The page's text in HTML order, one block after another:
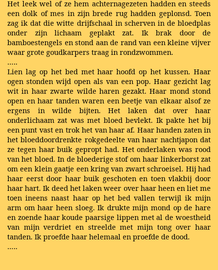
Het leek wel of ze hem achternagezeten hadden en steeds
een dolk of mes in zijn brede rug hadden geplonsd. Toen
zag ik dat die witte drijfschaal in scherven in de bloedplas
onder zijn lichaam geplakt zat. Ik brak door de
bamboestengels en stond aan de rand van een kleine vijver
waar grote goudkarpers traag in rondzwommen.
…..
Lien lag op het bed met haar hoofd op het kussen. Haar
ogen stonden wijd open als van een pop. Haar gezicht lag
wit in haar zwarte wilde haren gezakt. Haar mond stond
open en haar tanden waren een beetje van elkaar alsof ze
ergens in wilde bijten. Het laken dat over haar
onderlichaam zat was met bloed bevlekt. Ik pakte het bij
een punt vast en trok het van haar af. Haar handen zaten in
het bloeddoordrenkte rokgedeelte van haar nachtjapon dat
ze tegen haar buik gepropt had. Het onderlaken was rood
van het bloed. In de bloederige stof om haar linkerborst zat
om een klein gaatje een kring van zwart schroeisel. Hij had
haar eerst door haar buik geschoten en toen vlakbij door
haar hart. Ik deed het laken weer over haar heen en liet me
toen ineens naast haar op het bed vallen terwijl ik mijn
arm om haar heen sloeg. Ik drukte mijn mond op de hare
en zoende haar koude paarsige lippen met al de woestheid
van mijn verdriet en streelde met mijn tong over haar
tanden. Ik proefde haar helemaal en proefde de dood.
…..